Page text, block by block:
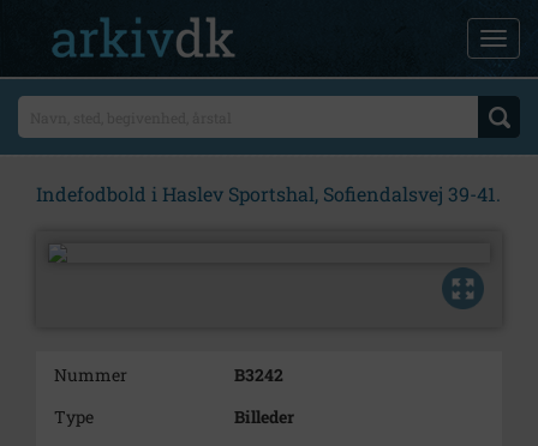
Indefodbold i Haslev Sportshal, Sofiendalsvej 39-41.
Nummer
B3242
Type
Billeder